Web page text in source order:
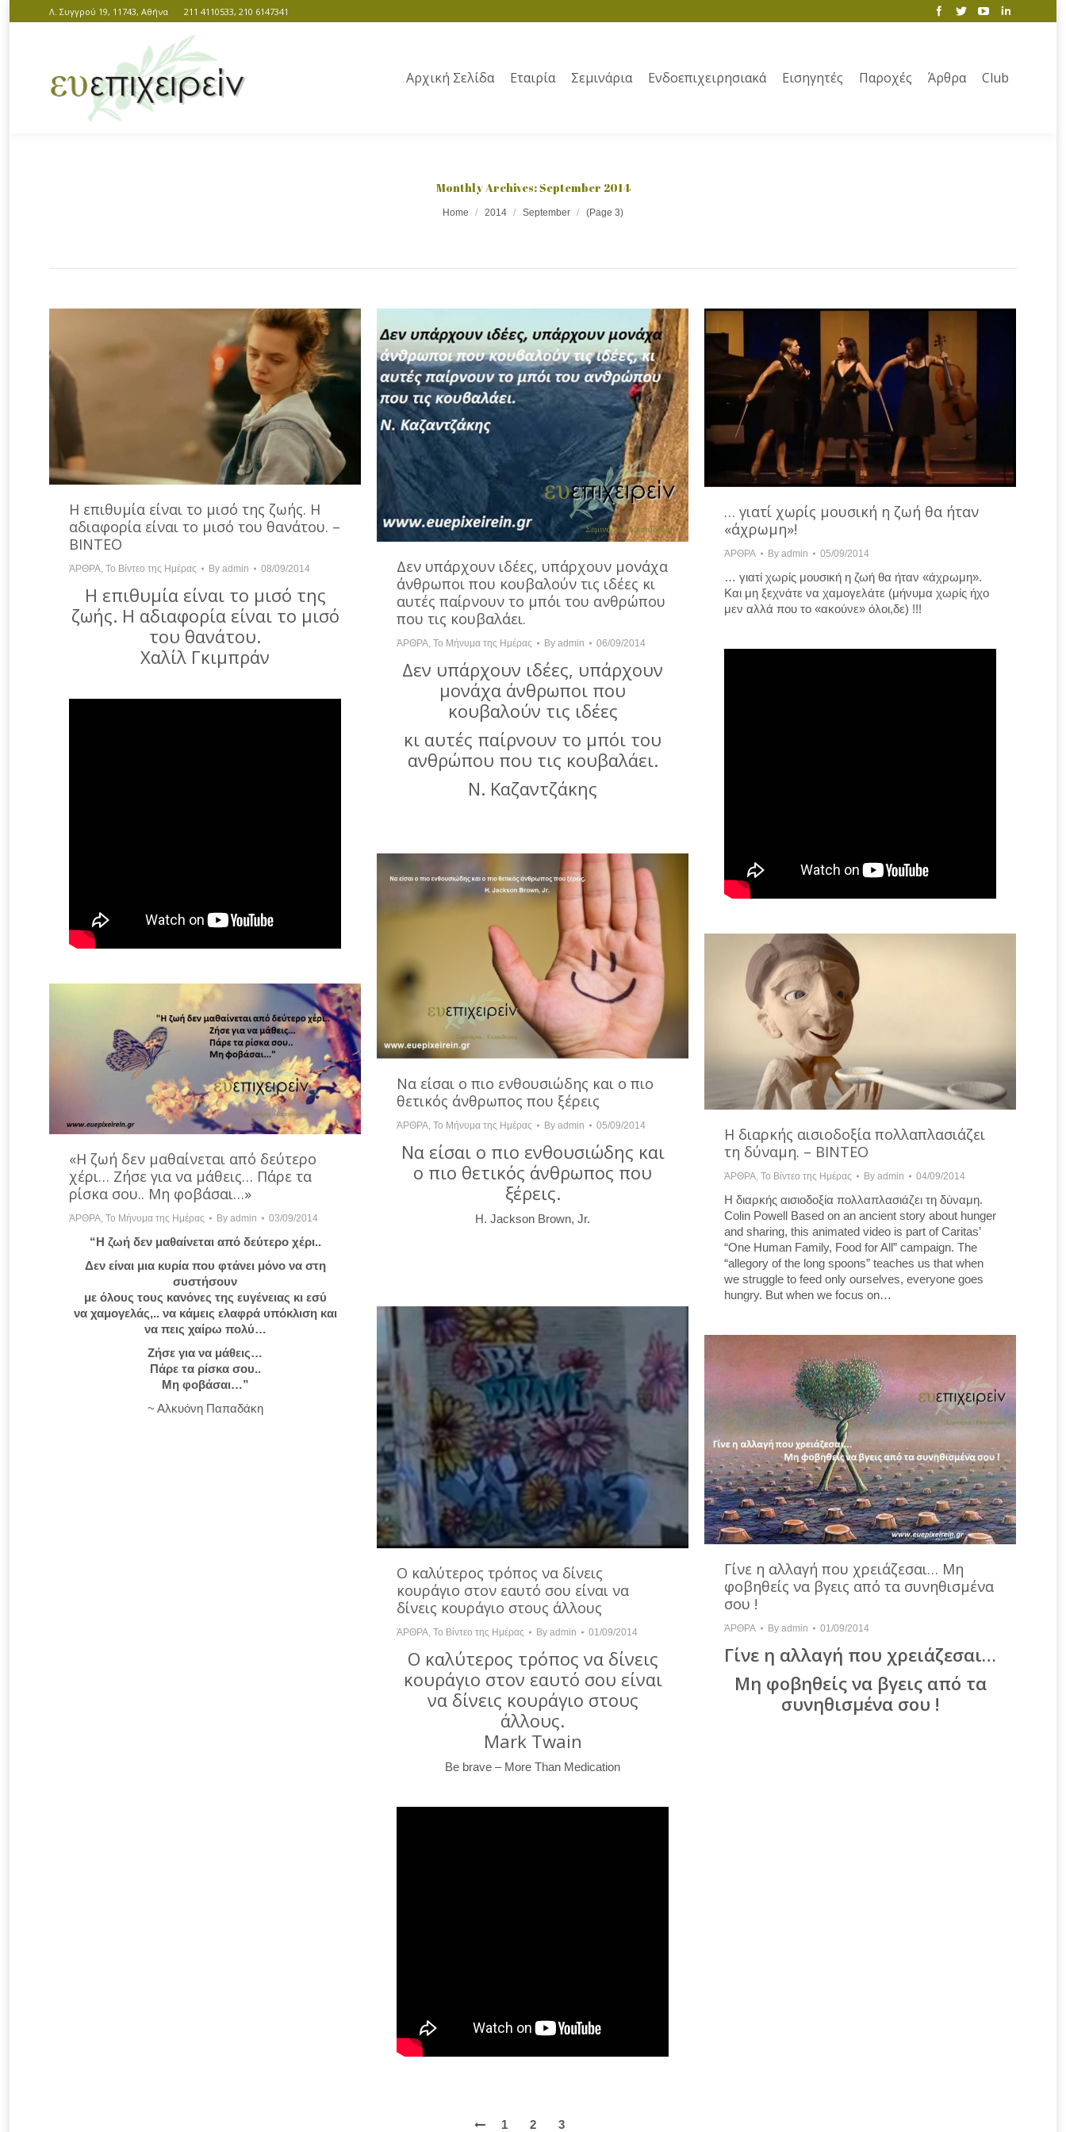
Λ. Συγγρού 19, 11743, Αθήνα 211 4110533, 210 6147341
Αρχική Σελίδα Εταιρία Σεμινάρια Ενδοεπιχειρησιακά Εισηγητές Παροχές Άρθρα Club
Monthly Archives:September 2014
Home 2014 September (Page 3)
Η επιθυμία είναι το μισό της ζωής. Η
αδιαφορία είναι το μισό του θανάτου. –
ΒΙΝΤΕΟ
ΆΡΘΡΑ, Το Βίντεο της Ημέρας By admin 08/09/2014
Η επιθυμία είναι το μισό της
ζωής. Η αδιαφορία είναι το μισό
του θανάτου.
Χαλίλ Γκιμπράν
Δεν υπάρχουν ιδέες, υπάρχουν μονάχα
άνθρωποι που κουβαλούν τις ιδέες κι
αυτές παίρνουν το μπόι του ανθρώπου
που τις κουβαλάει.
ΆΡΘΡΑ Το Μήνυμα της Ημέρας By admin 06/09/2014
Δεν υπάρχουν ιδέες, υπάρχουν
μονάχα άνθρωποι που
κουβαλούν τις ιδέες
κι αυτές παίρνουν το μπόι του
ανθρώπου που τις κουβαλάει.
Ν. Καζαντζάκης
… γιατί χωρίς μουσική η ζωή θα ήταν
«άχρωμη»!
ΆΡΘΡΑ By admin 05/09/2014
… γιατί χωρίς μουσική η ζωή θα ήταν «άχρωμη».
Και μη ξεχνάτε να χαμογελάτε (μήνυμα χωρίς ήχο
μεν αλλά που το «ακούνε» όλοι,δε) !!!
Να είσαι ο πιο ενθουσιώδης και ο πιο
θετικός άνθρωπος που ξέρεις
ΆΡΘΡΑ Το Μήνυμα της Ημέρας By admin 05/09/2014
Να είσαι ο πιο ενθουσιώδης και
ο πιο θετικός άνθρωπος που
ξέρεις.
H. Jackson Brown, Jr.
Η διαρκής αισιοδοξία πολλαπλασιάζει
τη δύναμη. – ΒΙΝΤΕΟ
ΆΡΘΡΑ, Το Βίντεο της Ημέρας By admin 04/09/2014
Η διαρκής αισιοδοξία πολλαπλασιάζει τη δύναμη.
Colin Powell Based on an ancient story about hunger
and sharing, this animated video is part of Caritas’
“One Human Family, Food for All” campaign. The
“allegory of the long spoons” teaches us that when
we struggle to feed only ourselves, everyone goes
hungry. But when we focus on…
«Η ζωή δεν μαθαίνεται από δεύτερο
χέρι… Ζήσε για να μάθεις… Πάρε τα
ρίσκα σου.. Μη φοβάσαι…»
ΆΡΘΡΑ, Το Μήνυμα της Ημέρας By admin 03/09/2014
“Η ζωή δεν μαθαίνεται από δεύτερο χέρι..
Δεν είναι μια κυρία που φτάνει μόνο να στη
συστήσουν
με όλους τους κανόνες της ευγένειας κι εσύ
να χαμογελάς,.. να κάμεις ελαφρά υπόκλιση και
να πεις χαίρω πολύ…
Ζήσε για να μάθεις…
Πάρε τα ρίσκα σου..
Μη φοβάσαι…”
~ Αλκυόνη Παπαδάκη
Ο καλύτερος τρόπος να δίνεις
κουράγιο στον εαυτό σου είναι να
δίνεις κουράγιο στους άλλους
ΆΡΘΡΑ Το Βίντεο της Ημέρας By admin 01/09/2014
Ο καλύτερος τρόπος να δίνεις
κουράγιο στον εαυτό σου είναι
να δίνεις κουράγιο στους
άλλους.
Mark Twain
Be brave – More Than Medication
Γίνε η αλλαγή που χρειάζεσαι… Μη
φοβηθείς να βγεις από τα συνηθισμένα
σου !
ΆΡΘΡΑ By admin 01/09/2014
Γίνε η αλλαγή που χρειάζεσαι…
Μη φοβηθείς να βγεις από τα
συνηθισμένα σου !
1 2 3